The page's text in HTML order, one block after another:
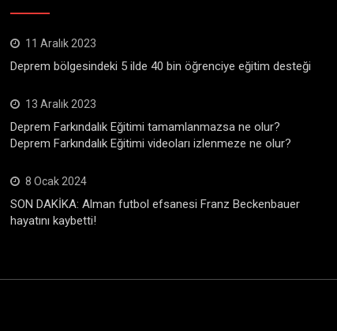
11 Aralık 2023
Deprem bölgesindeki 5 ilde 40 bin öğrenciye eğitim desteği
13 Aralık 2023
Deprem Farkındalık Eğitimi tamamlanmazsa ne olur?
Deprem Farkındalık Eğitimi videoları izlenmeze ne olur?
8 Ocak 2024
SON DAKİKA: Alman futbol efsanesi Franz Beckenbauer
hayatını kaybetti!